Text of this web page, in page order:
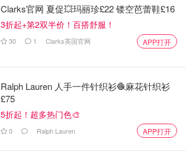
Clarks官网 夏促💥玛丽珍£22 镂空芭蕾鞋£16
3折起+第2双半价！百搭舒服！
30 1 Clarks英国官网 APP打开
Ralph Lauren 人手一件针织衫🧶麻花针织衫
£75
5折起！超多热门色🎨
0 Ralph Lauren APP打开